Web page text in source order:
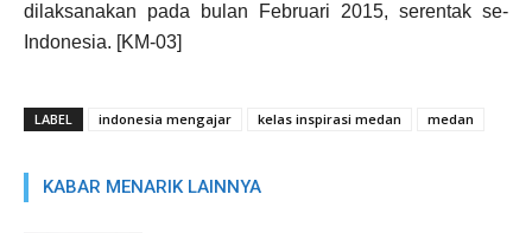
dilaksanakan pada bulan Februari 2015, serentak se-
Indonesia. [KM-03]
LABEL indonesia mengajar kelas inspirasi medan medan
KABAR MENARIK LAINNYA